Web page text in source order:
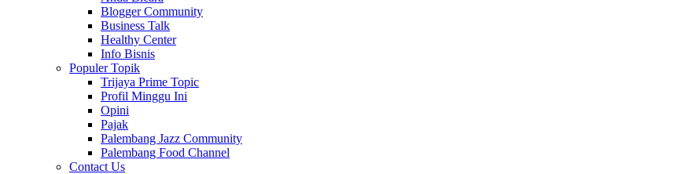
Blogger Community
Business Talk
Healthy Center
Info Bisnis
Populer Topik
Trijaya Prime Topic
Profil Minggu Ini
Opini
Pajak
Palembang Jazz Community
Palembang Food Channel
Contact Us